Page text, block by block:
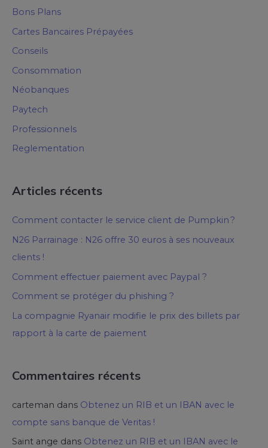
Bons Plans
Cartes Bancaires Prépayées
Conseils
Consommation
Néobanques
Paytech
Professionnels
Reglementation
Articles récents
Comment contacter le service client de Pumpkin ?
N26 Parrainage : N26 offre 30 euros à ses nouveaux
clients !
Comment effectuer paiement avec Paypal ?
Comment se protéger du phishing ?
La compagnie Ryanair modifie le prix des billets par
rapport à la carte de paiement
Commentaires récents
carteman dans Obtenez un RIB et un IBAN avec le
compte sans banque de Veritas !
Saint ange dans Obtenez un RIB et un IBAN avec le